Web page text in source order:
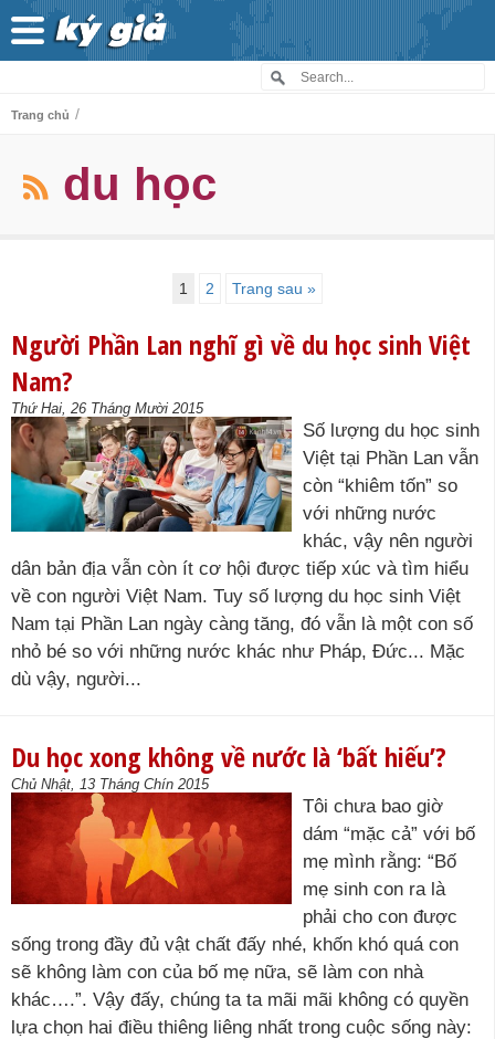
Trang chủ /
du học
1 2 Trang sau »
Người Phần Lan nghĩ gì về du học sinh Việt
Nam?
Thứ Hai, 26 Tháng Mười 2015
Số lượng du học sinh
Việt tại Phần Lan vẫn
còn “khiêm tốn” so
với những nước
khác, vậy nên người
dân bản địa vẫn còn ít cơ hội được tiếp xúc và tìm hiểu
về con người Việt Nam. Tuy số lượng du học sinh Việt
Nam tại Phần Lan ngày càng tăng, đó vẫn là một con số
nhỏ bé so với những nước khác như Pháp, Đức... Mặc
dù vậy, người...
Du học xong không về nước là ‘bất hiếu’?
Chủ Nhật, 13 Tháng Chín 2015
Tôi chưa bao giờ
dám “mặc cả” với bố
mẹ mình rằng: “Bố
mẹ sinh con ra là
phải cho con được
sống trong đầy đủ vật chất đấy nhé, khốn khó quá con
sẽ không làm con của bố mẹ nữa, sẽ làm con nhà
khác….”. Vậy đấy, chúng ta ta mãi mãi không có quyền
lựa chọn hai điều thiêng liêng nhất trong cuộc sống này: